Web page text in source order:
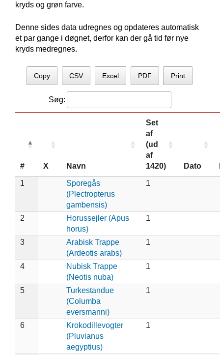
kryds og grøn farve.
Denne sides data udregnes og opdateres automatisk
et par gange i døgnet, derfor kan der gå tid før nye
kryds medregnes.
Copy CSV Excel PDF Print
Søg:
# X Navn
Set
af
(ud
af
1420)
Dato
1
Sporegås
(Plectropterus
gambensis)
1
2
Horussejler (Apus
horus)
1
3
Arabisk Trappe
(Ardeotis arabs)
1
4
Nubisk Trappe
(Neotis nuba)
1
5
Turkestandue
(Columba
eversmanni)
1
6
Krokodillevogter
(Pluvianus
aegyptius)
1